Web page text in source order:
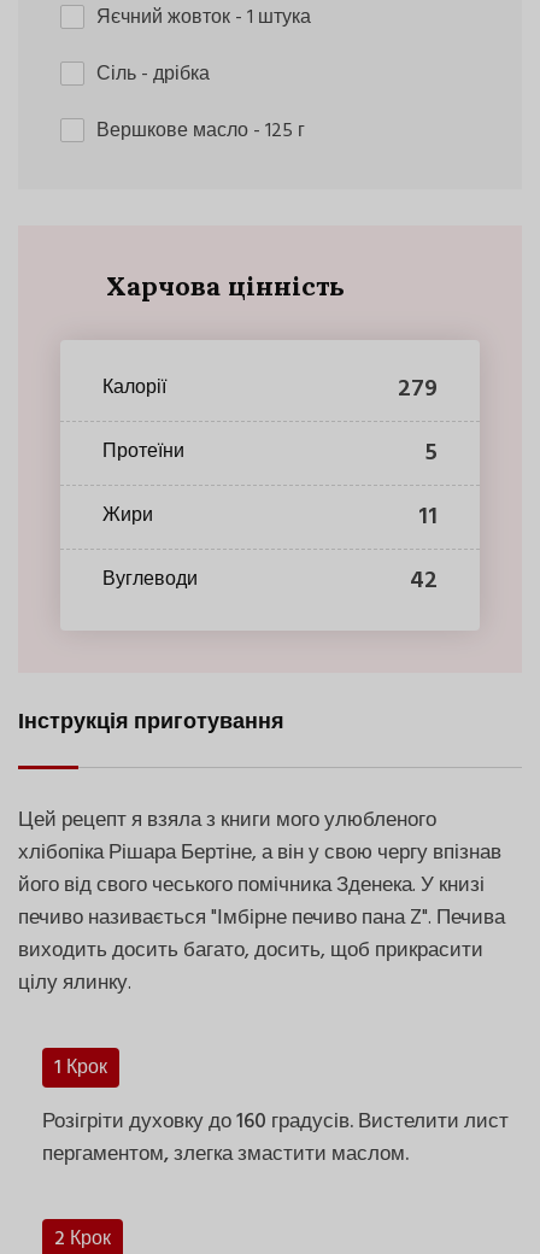
Яєчний жовток- 1 штука
Сіль- дрібка
Вершкове масло- 125 г
Харчова цінність
Калорії 279
Протеїни 5
Жири 11
Вуглеводи 42
Інструкція приготування
Цей рецепт я взяла з книги мого улюбленого
хлібопіка Рішара Бертіне, а він у свою чергу впізнав
його від свого чеського помічника Зденека. У книзі
печиво називається "Імбірне печиво пана Z". Печива
виходить досить багато, досить, щоб прикрасити
цілу ялинку.
1 Крок
Розігріти духовку до 160 градусів. Вистелити лист
пергаментом, злегка змастити маслом.
2 Крок